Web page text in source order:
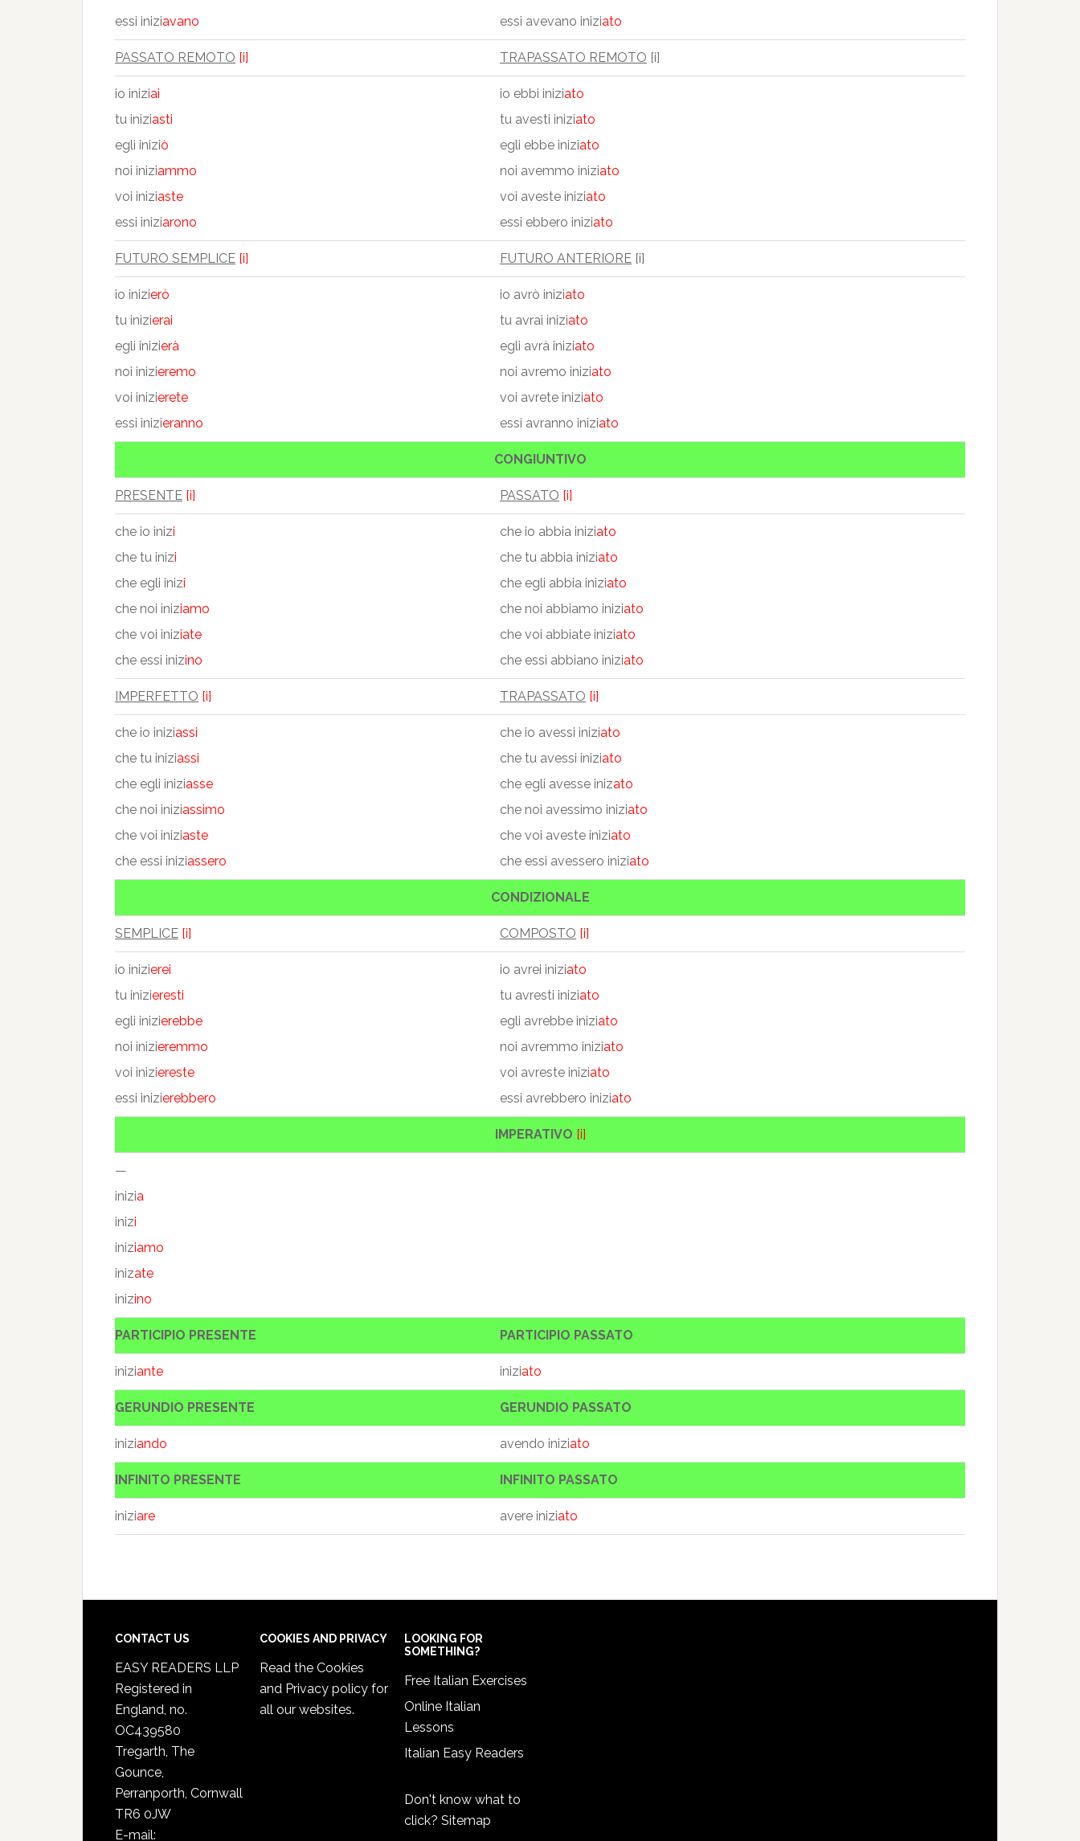
essi iniziavano
essi avevano iniziato
PASSATO REMOTO [i] TRAPASSATO REMOTO [i]
io iniziai
tu iniziasti
egli iniziò
noi iniziammo
voi iniziaste
essi iniziarono
io ebbi iniziato
tu avesti iniziato
egli ebbe iniziato
noi avemmo iniziato
voi aveste iniziato
essi ebbero iniziato
FUTURO SEMPLICE [i] FUTURO ANTERIORE [i]
io inizierò
tu inizierai
egli inizierà
noi inizieremo
voi inizierete
essi inizieranno
io avrò iniziato
tu avrai iniziato
egli avrà iniziato
noi avremo iniziato
voi avrete iniziato
essi avranno iniziato
CONGIUNTIVO
PRESENTE [i] PASSATO [i]
che io inizi
che tu inizi
che egli inizi
che noi iniziamo
che voi iniziate
che essi inizino
che io abbia iniziato
che tu abbia iniziato
che egli abbia iniziato
che noi abbiamo iniziato
che voi abbiate iniziato
che essi abbiano iniziato
IMPERFETTO [i] TRAPASSATO [i]
che io iniziassi
che tu iniziassi
che egli iniziasse
che noi iniziassimo
che voi iniziaste
che essi iniziassero
che io avessi iniziato
che tu avessi iniziato
che egli avesse inizato
che noi avessimo iniziato
che voi aveste iniziato
che essi avessero iniziato
CONDIZIONALE
SEMPLICE [i] COMPOSTO [i]
io inizierei
tu inizieresti
egli inizierebbe
noi inizieremmo
voi iniziereste
essi inizierebbero
io avrei iniziato
tu avresti iniziato
egli avrebbe iniziato
noi avremmo iniziato
voi avreste iniziato
essi avrebbero iniziato
IMPERATIVO [i]
—
inizia
inizi
iniziamo
inizate
inizino
PARTICIPIO PRESENTE PARTICIPIO PASSATO
iniziante iniziato
GERUNDIO PRESENTE GERUNDIO PASSATO
iniziando avendo iniziato
INFINITO PRESENTE INFINITO PASSATO
iniziare avere iniziato
CONTACT US
EASY READERS LLP
Registered in
England, no.
OC439580
Tregarth, The
Gounce,
Perranporth, Cornwall
TR6 0JW
E-mail:
COOKIES AND PRIVACY
Read the Cookies
and Privacy policy for
all our websites.
LOOKING FOR
SOMETHING?
Free Italian Exercises
Online Italian
Lessons
Italian Easy Readers
Don't know what to
click? Sitemap